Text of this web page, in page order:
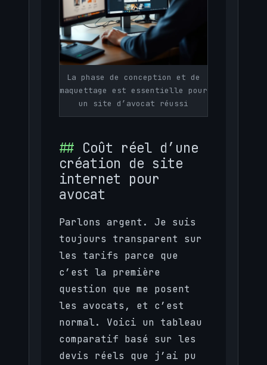
La phase de conception et de
maquettage est essentielle pour
un site d’avocat réussi
Coût réel d’une
création de site
internet pour
avocat
Parlons argent. Je suis
toujours transparent sur
les tarifs parce que
c’est la première
question que me posent
les avocats, et c’est
normal. Voici un tableau
comparatif basé sur les
devis réels que j’ai pu